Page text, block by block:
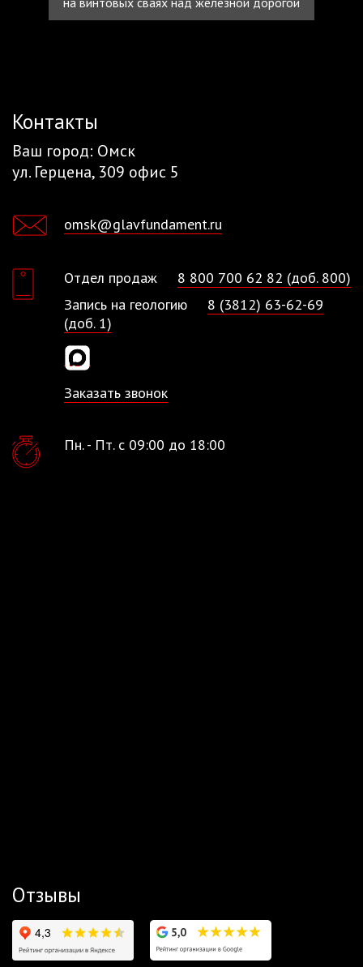
Контакты
Ваш город: Омск
ул. Герцена, 309 офис 5​
omsk@glavfundament.ru
Отдел продаж
8 800 700 62 82 (доб. 800)
Запись на геологию
8 (3812) 63-62-69
(доб. 1)
Заказать звонок
Пн. - Пт. с 09:00 до 18:00
Отзывы